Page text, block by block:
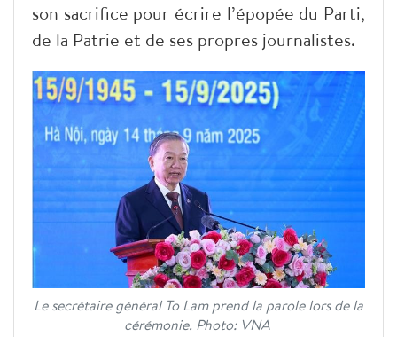
son sacrifice pour écrire l’épopée du Parti,
de la Patrie et de ses propres journalistes.
Le secrétaire général To Lam prend la parole lors de la
cérémonie. Photo: VNA